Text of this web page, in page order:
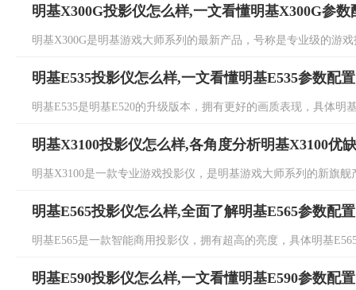
明基X300G投影仪怎么样,一文看懂明基X300G参数
明基X300G是明基游戏大师系列的最新产品，号称是专业级的游
明基E535投影仪怎么样,一文看懂明基E535参数配置
明基E535是明基E520的升级版本，拥有更好的画质表现，具体明
明基X3100投影仪怎么样,各角度分析明基X3100优
明基X3100是一款专业游戏投影仪，是明基游戏大师系列的新旗
明基E565投影仪怎么样,全面了解明基E565参数配置
明基E565是一款智能商用投影仪，拥有超高的亮度，具体明基
明基E590投影仪怎么样,一文看懂明基E590参数配置